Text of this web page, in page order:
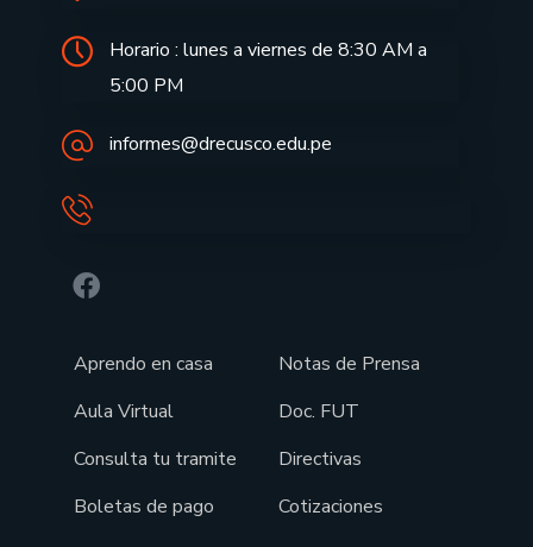
Horario : lunes a viernes de 8:30 AM a
5:00 PM
informes@drecusco.edu.pe
Aprendo en casa
Aula Virtual
Consulta tu tramite
Boletas de pago
Notas de Prensa
Doc. FUT
Directivas
Cotizaciones